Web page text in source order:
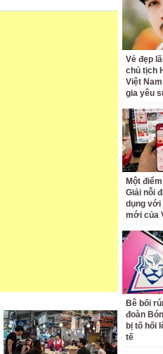
Vẻ đẹp
chủ tịch
Việt
gia yêu
Một
Giải nỗi
dụng với
mới của
Bê bối
đoàn
bị tố hối
tế